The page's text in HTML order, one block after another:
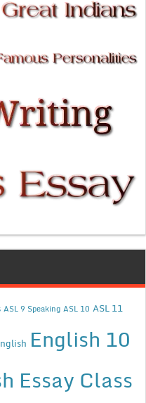
ASL 9 Speaking ASL 10 ASL 11
English 10
Essay Class